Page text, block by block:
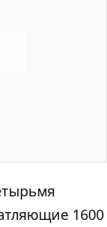
1600